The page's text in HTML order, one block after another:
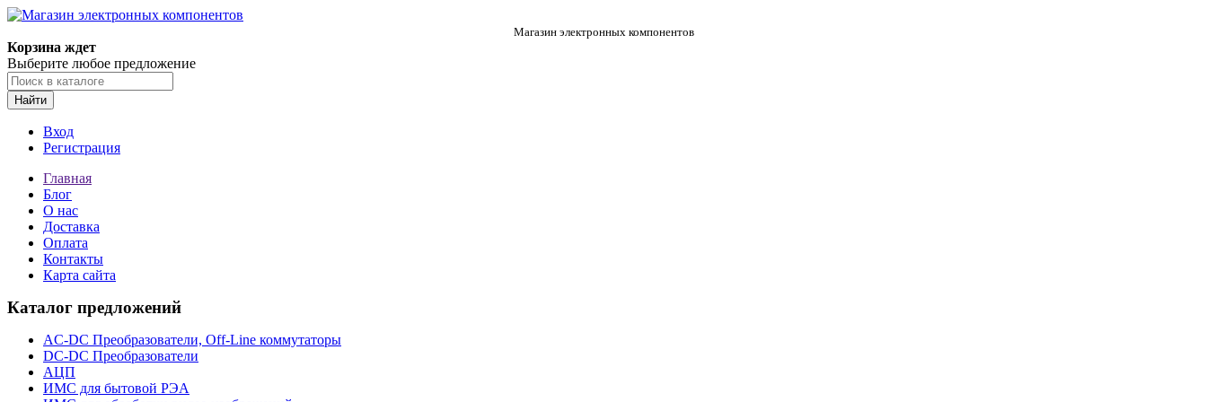
Магазин электронных компонентов
Корзина ждет
Выберите любое предложение
Найти
Вход
Регистрация
Главная
Блог
О нас
Доставка
Оплата
Контакты
Карта сайта
Каталог предложений
AC-DC Преобразователи, Off-Line коммутаторы
DC-DC Преобразователи
АЦП
ИМС для бытовой РЭА